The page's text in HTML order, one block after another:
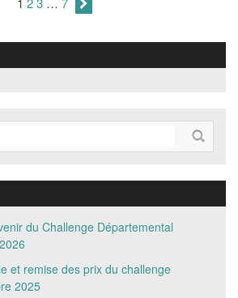
du Challenge Départemental
et remise des prix du challenge
2025